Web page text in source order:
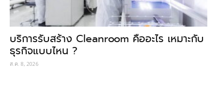
บริการรับสร้าง Cleanroom คืออะไร เหมาะกับ
ธุรกิจแบบไหน ?
ส.ค. 8, 2026